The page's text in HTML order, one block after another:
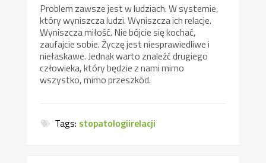
Problem zawsze jest w ludziach. W systemie,
który wyniszcza ludzi. Wyniszcza ich relacje.
Wyniszcza miłość. Nie bójcie się kochać,
zaufajcie sobie. Życzę jest niesprawiedliwe i
niełaskawe. Jednak warto znaleźć drugiego
człowieka, który będzie z nami mimo
wszystko, mimo przeszkód.
Tags: stopatologiirelacji